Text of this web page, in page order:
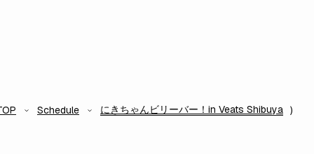
Schedule にきちゃんビリーバー！in Veats Shibuya